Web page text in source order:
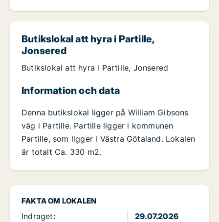
FAKTA OM LOKALEN
Indraget:
29.07.2026
Butikslokal att hyra i Partille,
Jonsered
Butikslokal att hyra i Partille, Jonsered
Information och data
Denna butikslokal ligger på William Gibsons
väg i Partille. Partille ligger i kommunen
Partille, som ligger i Västra Götaland. Lokalen
är totalt Ca. 330 m2.